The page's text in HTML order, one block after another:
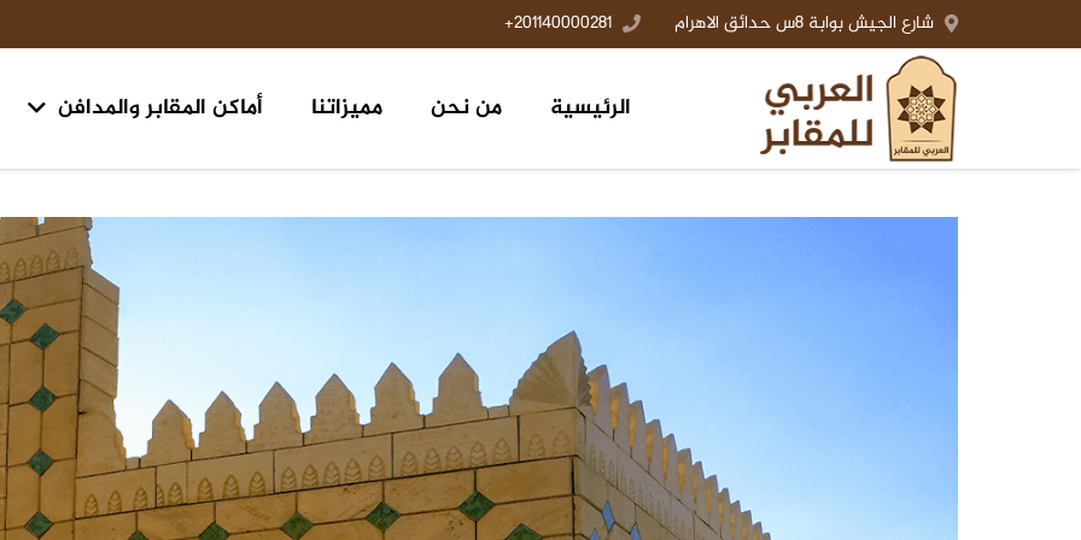
شارع الجيش بوابة 8س حدائق الاهرام 201140000281+
الرئيسية من نحن مميزاتنا أماكن المقابر والمدافن